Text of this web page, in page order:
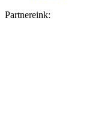
Partnereink: